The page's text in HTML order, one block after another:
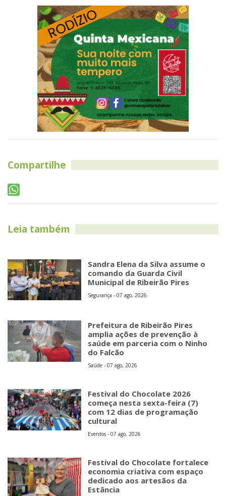
Compartilhe
Leia também
Sandra Elena da Silva assume o
comando da Guarda Civil
Municipal de Ribeirão Pires
Segurança - 07 ago, 2026
Prefeitura de Ribeirão Pires
amplia ações de prevenção à
saúde em parceria com o Ninho
do Falcão
Saúde - 07 ago, 2026
Festival do Chocolate 2026
começa nesta sexta-feira (7)
com 12 dias de programação
cultural
Eventos - 07 ago, 2026
Festival do Chocolate fortalece
economia criativa com espaço
dedicado aos artesãos da
Estância